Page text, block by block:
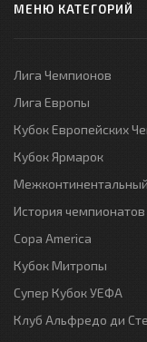
МЕНЮ КАТЕГОРИЙ
Лига Чемпионов
Лига Европы
Кубок Европейских
Кубок Ярмарок
История
Copa America
Кубок Митропы
Супер Кубок УЕФА
Клуб Альфредо ди